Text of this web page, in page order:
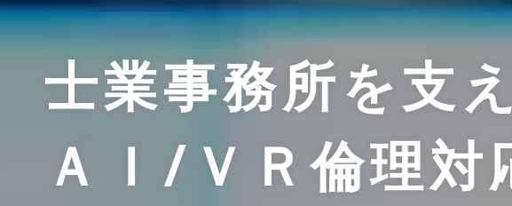
士業事務所を支
ＡＩ/ＶＲ倫理対